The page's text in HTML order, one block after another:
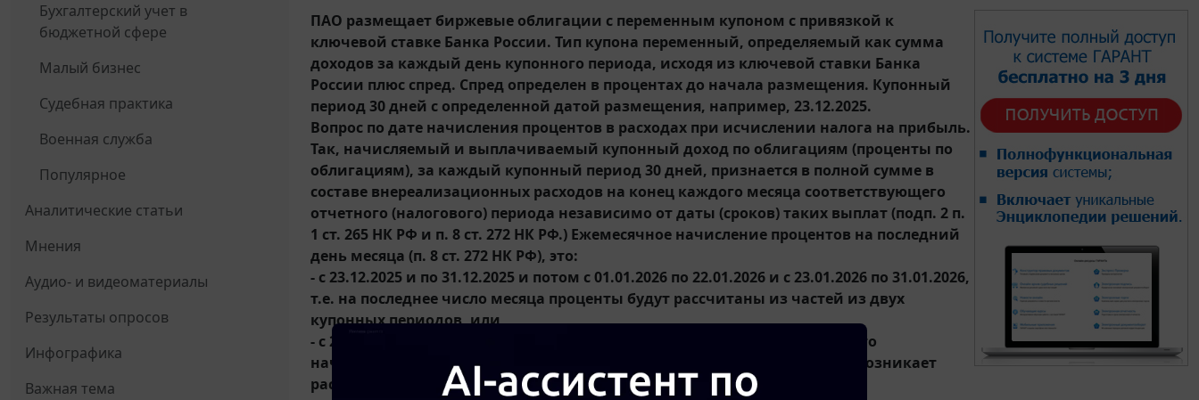
Бухгалтерский учет в
бюджетной сфере
Малый бизнес
Судебная практика
Военная служба
Популярное
Аналитические статьи
Мнения
Аудио- и видеоматериалы
Результаты опросов
Инфографика
Важная тема
ПАО размещает биржевые облигации с переменным купоном с привязкой к
ключевой ставке Банка России. Тип купона переменный, определяемый как сумма
доходов за каждый день купонного периода, исходя из ключевой ставки Банка
России плюс спред. Спред определен в процентах до начала размещения. Купонный
период 30 дней с определенной датой размещения, например, 23.12.2025.
Вопрос по дате начисления процентов в расходах при исчислении налога на прибыль.
Так, начисляемый и выплачиваемый купонный доход по облигациям (проценты по
облигациям), за каждый купонный период 30 дней, признается в полной сумме в
составе внереализационных расходов на конец каждого месяца соответствующего
отчетного (налогового) периода независимо от даты (сроков) таких выплат (подп. 2 п.
1 ст. 265 НК РФ и п. 8 ст. 272 НК РФ.) Ежемесячное начисление процентов на последний
день месяца (п. 8 ст. 272 НК РФ), это:
- с 23.12.2025 и по 31.12.2025 и потом с 01.01.2026 по 22.01.2026 и с 23.01.2026 по 31.01.2026,
т.е. на последнее число месяца проценты будут рассчитаны из частей из двух
купонных периодов, или
- с 23.12.2025 по 22.01.2026, один купонный период, но в учете отражать это
начисление последним числом месяца? Соответственно, в 2025 году не возникает
расходов по процентам выпущенных облигаций?